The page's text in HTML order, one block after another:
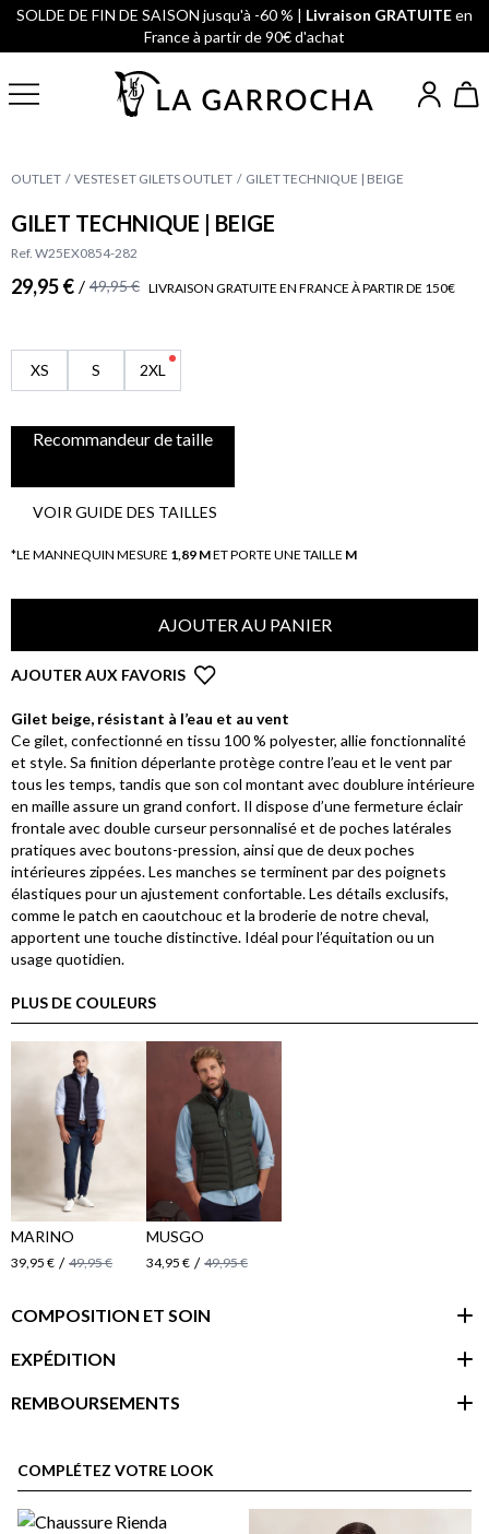
SOLDE DE FIN DE SAISON jusqu'à -60 % | Livraison GRATUITEen
France à partir de 90€ d'achat
OUTLET VESTES ET GILETS OUTLET GILET TECHNIQUE | BEIGE
GILET TECHNIQUE | BEIGE
Ref. W25EX0854-282
29,95 € / 49,95 € LIVRAISON GRATUITE EN FRANCE À PARTIR DE 150€
XS S 2XL
Recommandeur de taille
VOIR GUIDE DES TAILLES
*LE MANNEQUIN MESURE 1,89 MET PORTE UNE TAILLE M
AJOUTER AU PANIER
AJOUTER AUX FAVORIS
Gilet beige, résistant à l’eau et au vent
Ce gilet, confectionné en tissu 100 % polyester, allie fonctionnalité
et style. Sa finition déperlante protège contre l’eau et le vent par
tous les temps, tandis que son col montant avec doublure intérieure
en maille assure un grand confort. Il dispose d’une fermeture éclair
frontale avec double curseur personnalisé et de poches latérales
pratiques avec boutons-pression, ainsi que de deux poches
intérieures zippées. Les manches se terminent par des poignets
élastiques pour un ajustement confortable. Les détails exclusifs,
comme le patch en caoutchouc et la broderie de notre cheval,
apportent une touche distinctive. Idéal pour l’équitation ou un
usage quotidien.
PLUS DE COULEURS
MARINO
39,95 € / 49,95 €
MUSGO
34,95 € / 49,95 €
COMPOSITION ET SOIN
EXPÉDITION
REMBOURSEMENTS
COMPLÉTEZ VOTRE LOOK